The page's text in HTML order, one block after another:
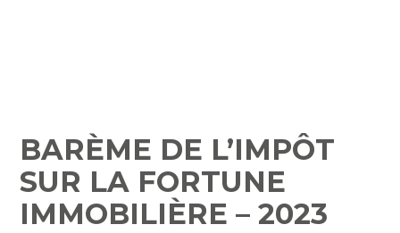
BARÈME DE L’IMPÔT
SUR LA FORTUNE
IMMOBILIÈRE – 2023